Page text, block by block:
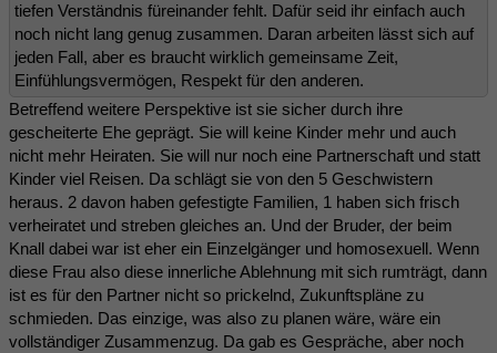
tiefen Verständnis füreinander fehlt. Dafür seid ihr einfach auch
noch nicht lang genug zusammen. Daran arbeiten lässt sich auf
jeden Fall, aber es braucht wirklich gemeinsame Zeit,
Einfühlungsvermögen, Respekt für den anderen.
Betreffend weitere Perspektive ist sie sicher durch ihre
gescheiterte Ehe geprägt. Sie will keine Kinder mehr und auch
nicht mehr Heiraten. Sie will nur noch eine Partnerschaft und statt
Kinder viel Reisen. Da schlägt sie von den 5 Geschwistern
heraus. 2 davon haben gefestigte Familien, 1 haben sich frisch
verheiratet und streben gleiches an. Und der Bruder, der beim
Knall dabei war ist eher ein Einzelgänger und homosexuell. Wenn
diese Frau also diese innerliche Ablehnung mit sich rumträgt, dann
ist es für den Partner nicht so prickelnd, Zukunftspläne zu
schmieden. Das einzige, was also zu planen wäre, wäre ein
vollständiger Zusammenzug. Da gab es Gespräche, aber noch